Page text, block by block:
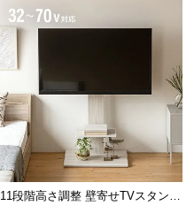
11段階高さ調整 壁寄せTVスタンド